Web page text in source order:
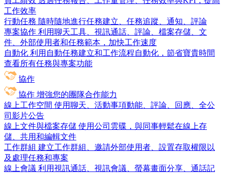
工作效率
行動任務 隨時隨地進行任務建立、任務追蹤、通知、評論
專案協作 利用聊天工具、視訊通話、評論、檔案存儲、文
件、外部使用者和任務範本，加快工作速度
自動化 利用自動任務建立和工作流程自動化，節省寶貴時間
查看所有任務與專案功能
協作
協作 增強您的團隊合作能力
線上工作空間 使用聊天、活動事項動能、評論、回應、全公
司影片公告
線上文件與檔案存儲 使用公司雲碟，與同事輕鬆在線上存
儲、共用和編輯文件
工作群組 建立工作群組、邀請外部使用者、設置存取權限以
及處理任務和專案
線上會議 利用視訊通話、視訊會議、螢幕畫面分享、通話記